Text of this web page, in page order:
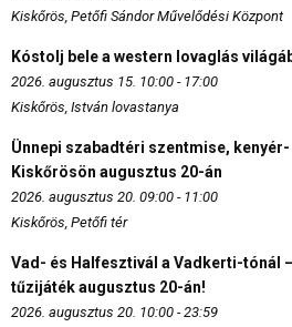
Kiskőrös, Petőfi Sándor Művelődési Központ
Kóstolj bele a western lovaglás
2026. augusztus 15. 10:00 - 17:00
Kiskőrös, István lovastanya
Ünnepi szabadtéri szentmise,
Kiskőrösön augusztus 20-án
2026. augusztus 20. 09:00 - 11:00
Kiskőrös, Petőfi tér
Vad- és Halfesztivál a Vadkerti-tónál
tűzijáték augusztus 20-án!
2026. augusztus 20. 10:00 - 23:59